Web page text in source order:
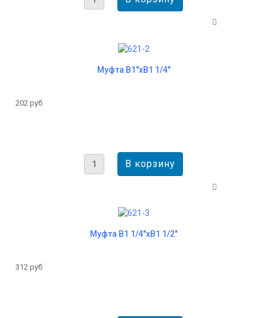
Муфта B1"хВ1 1/4"
202 руб
Муфта B1 1/4"хB1 1/2"
312 руб